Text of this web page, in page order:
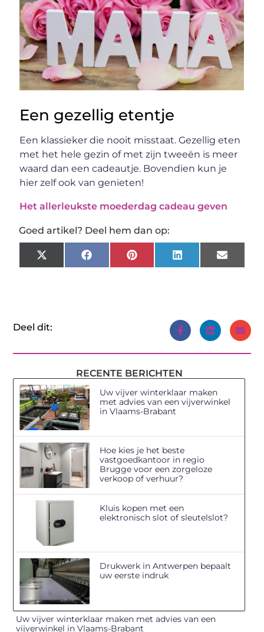
Een gezellig etentje
Een klassieker die nooit misstaat. Gezellig eten
met het hele gezin of met zijn tweeën is meer
waard dan een cadeautje. Bovendien kun je
hier zelf ook van genieten!
Het allerleukste moederdag cadeau geven
Goed artikel? Deel hem dan op:
X
(Twitter)
FacebookPinterestLinkedInEmail
Deel dit:
RECENTE BERICHTEN
Uw vijver winterklaar maken
met advies van een vijverwinkel
in Vlaams-Brabant
Hoe kies je het beste
vastgoedkantoor in regio
Brugge voor een zorgeloze
verkoop of verhuur?
Kluis kopen met een
elektronisch slot of sleutelslot?
Drukwerk in Antwerpen bepaalt
uw eerste indruk
Uw vijver winterklaar maken met advies van een
vijverwinkel in Vlaams-Brabant